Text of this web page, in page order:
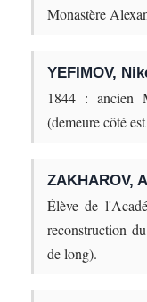
Monastère
YEFIMOV,
1844 : ancien
(demeure côté
ZAKHAROV,
Élève de
reconstruction
de long).